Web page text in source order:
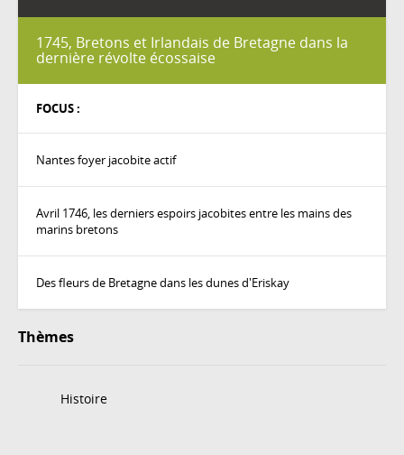
1745, Bretons et Irlandais de Bretagne dans la
dernière révolte écossaise
FOCUS :
Nantes foyer jacobite actif
Avril 1746, les derniers espoirs jacobites entre les mains des
marins bretons
Des fleurs de Bretagne dans les dunes d'Eriskay
Thèmes
Histoire